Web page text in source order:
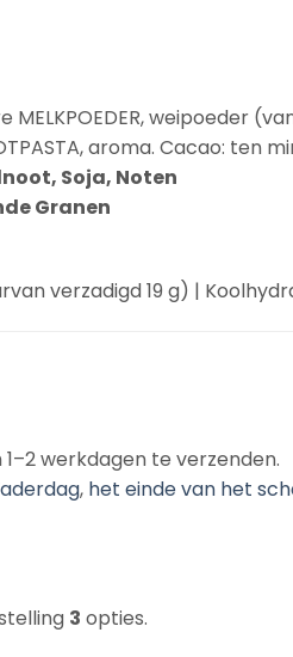
MELKPOEDER, weipoeder
, aroma. Cacao: ten
Soja, Noten
Granen
verzadigd 19 g) |
werkdagen te verzenden.
, het einde van het
3 opties.